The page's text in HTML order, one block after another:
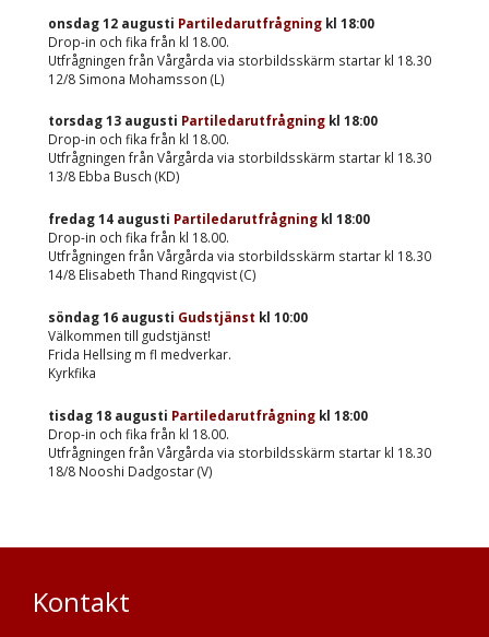
onsdag 12 augusti Partiledarutfrågning kl 18:00
Drop-in och fika från kl 18.00.
Utfrågningen från Vårgårda via storbildsskärm startar kl 18.30
12/8 Simona Mohamsson (L)
torsdag 13 augusti Partiledarutfrågning kl 18:00
Drop-in och fika från kl 18.00.
Utfrågningen från Vårgårda via storbildsskärm startar kl 18.30
13/8 Ebba Busch (KD)
fredag 14 augusti Partiledarutfrågning kl 18:00
Drop-in och fika från kl 18.00.
Utfrågningen från Vårgårda via storbildsskärm startar kl 18.30
14/8 Elisabeth Thand Ringqvist (C)
söndag 16 augusti Gudstjänst kl 10:00
Välkommen till gudstjänst!
Frida Hellsing m fl medverkar.
Kyrkfika
tisdag 18 augusti Partiledarutfrågning kl 18:00
Drop-in och fika från kl 18.00.
Utfrågningen från Vårgårda via storbildsskärm startar kl 18.30
18/8 Nooshi Dadgostar (V)
Kontakt